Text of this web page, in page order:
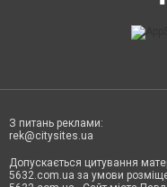
З питань реклами:
rek@citysites.ua
Допускається цитування
5632.com.ua за умови